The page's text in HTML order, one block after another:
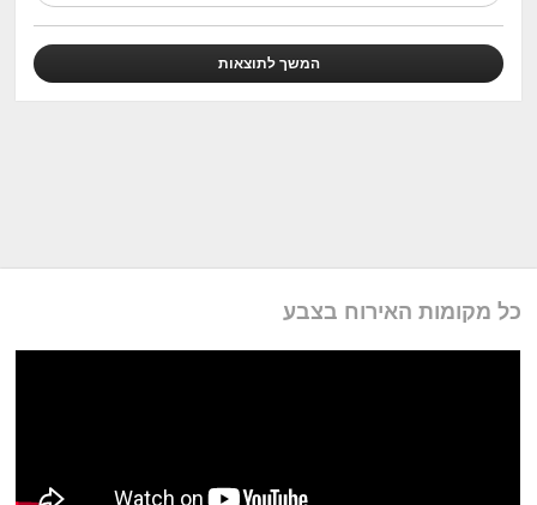
כל מקומות האירוח בצבע